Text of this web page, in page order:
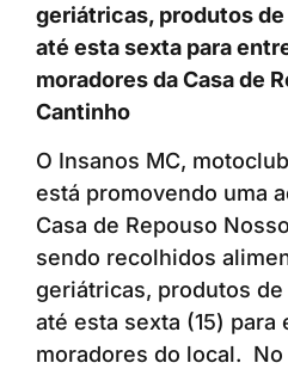
geriátricas, produtos
até esta sexta para
moradores da Casa de
Cantinho
O Insanos MC,
está promovendo uma
Casa de Repouso
sendo recolhidos
geriátricas, produtos
até esta sexta (15) para
moradores do local. No